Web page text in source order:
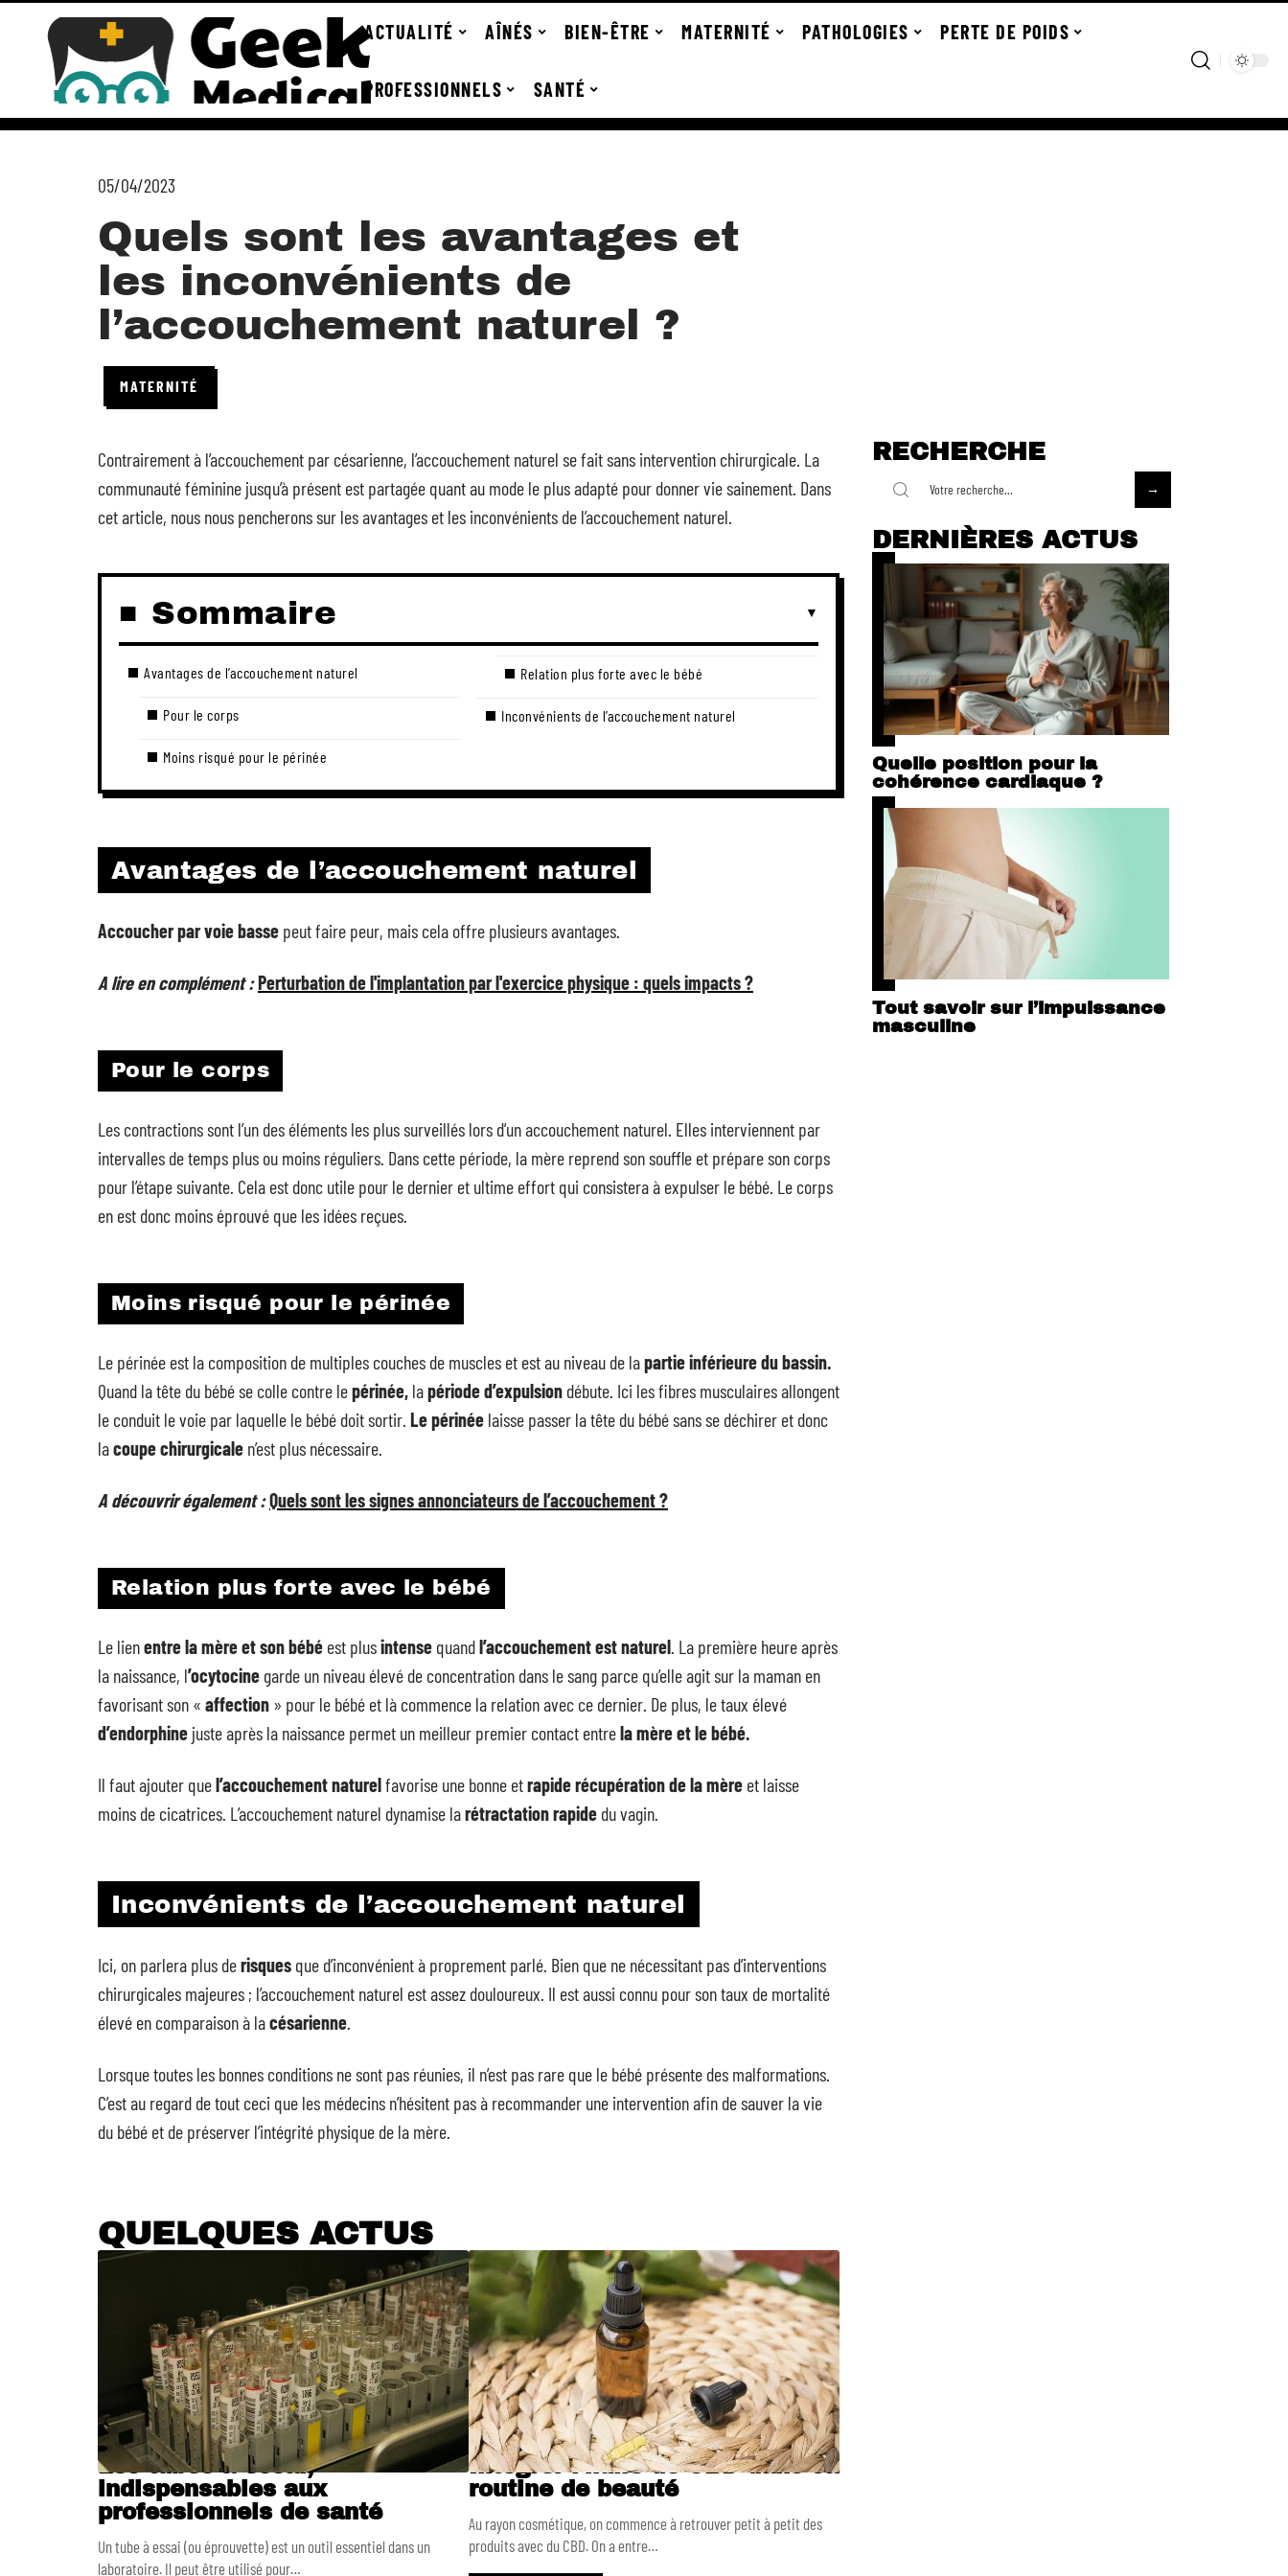
ACTUALITÉ AÎNÉS BIEN-ÊTRE MATERNITÉ PATHOLOGIES PERTE DE POIDS
PROFESSIONNELS SANTÉ
05/04/2023
Quels sont les avantages et
les inconvénients de
l’accouchement naturel ?
MATERNITÉ
Contrairement à l’accouchement par césarienne, l’accouchement naturel se fait sans intervention chirurgicale. La
communauté féminine jusqu’à présent est partagée quant au mode le plus adapté pour donner vie sainement. Dans
cet article, nous nous pencherons sur les avantages et les inconvénients de l’accouchement naturel.
Sommaire
Avantages de l’accouchement naturel
Pour le corps
Moins risqué pour le périnée
Relation plus forte avec le bébé
Inconvénients de l’accouchement naturel
Avantages de l’accouchement naturel
Accoucher par voie basse peut faire peur, mais cela offre plusieurs avantages.
A lire en complément :Perturbation de l'implantation par l'exercice physique : quels impacts ?
Pour le corps
Les contractions sont l’un des éléments les plus surveillés lors d’un accouchement naturel. Elles interviennent par
intervalles de temps plus ou moins réguliers. Dans cette période, la mère reprend son souffle et prépare son corps
pour l’étape suivante. Cela est donc utile pour le dernier et ultime effort qui consistera à expulser le bébé. Le corps
en est donc moins éprouvé que les idées reçues.
Moins risqué pour le périnée
Le périnée est la composition de multiples couches de muscles et est au niveau de lapartie inférieure du bassin.
Quand la tête du bébé se colle contre lepérinée, lapériode d’expulsion débute. Ici les fibres musculaires allongent
le conduit le voie par laquelle le bébé doit sortir. Le périnée laisse passer la tête du bébé sans se déchirer et donc
lacoupe chirurgicale n’est plus nécessaire.
A découvrir également :Quels sont les signes annonciateurs de l’accouchement ?
Relation plus forte avec le bébé
Le lienentre la mère et son bébé est plusintense quandl’accouchement est naturel. La première heure après
la naissance, l’ocytocine garde un niveau élevé de concentration dans le sang parce qu’elle agit sur la maman en
favorisant son « affection » pour le bébé et là commence la relation avec ce dernier. De plus, le taux élevé
d’endorphine juste après la naissance permet un meilleur premier contact entrela mère et le bébé.
Il faut ajouter quel’accouchement naturelfavorise une bonne etrapide récupération de la mère et laisse
moins de cicatrices. L’accouchement naturel dynamise larétractation rapide du vagin.
Inconvénients de l’accouchement naturel
Ici, on parlera plus derisques que d’inconvénient à proprement parlé. Bien que ne nécessitant pas d’interventions
chirurgicales majeures ; l’accouchement naturel est assez douloureux. Il est aussi connu pour son taux de mortalité
élevé en comparaison à lacésarienne.
Lorsque toutes les bonnes conditions ne sont pas réunies, il n’est pas rare que le bébé présente des malformations.
C’est au regard de tout ceci que les médecins n’hésitent pas à recommander une intervention afin de sauver la vie
du bébé et de préserver l’intégrité physique de la mère.
QUELQUES ACTUS
Les tubes à essai,
indispensables aux
professionnels de santé
Un tube à essai (ou éprouvette) est un outil essentiel dans un
laboratoire. Il peut être utilisé pour…
Intégrer l’huile de CBD dans sa
routine de beauté
Au rayon cosmétique, on commence à retrouver petit à petit des
produits avec du CBD. On a entre…
RECHERCHE
DERNIÈRES ACTUS
Quelle position pour la
cohérence cardiaque ?
Tout savoir sur l’impuissance
masculine